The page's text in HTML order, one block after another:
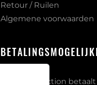
Retour / Ruilen
Algemene voorwaarden
Bij PB Protection